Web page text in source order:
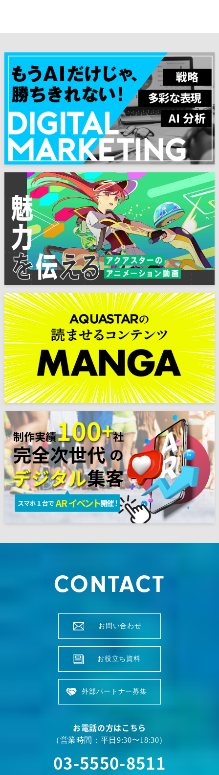
CONTACT
お問い合わせ
お役立ち資料
外部パートナー募集
お電話の方はこちら
（営業時間：平日9:30〜18:30）
03-5550-8511